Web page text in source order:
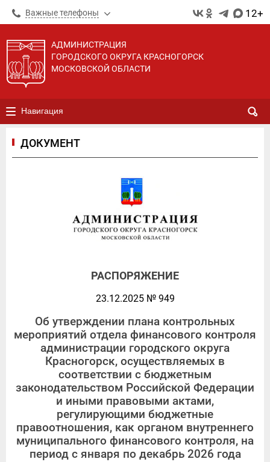
Важные телефоны 12+
АДМИНИСТРАЦИЯ
ГОРОДСКОГО ОКРУГА КРАСНОГОРСК
МОСКОВСКОЙ ОБЛАСТИ
Навигация
ДОКУМЕНТ
РАСПОРЯЖЕНИЕ
23.12.2025 № 949
Об утверждении плана контрольных
мероприятий отдела финансового контроля
администрации городского округа
Красногорск, осуществляемых в
соответствии с бюджетным
законодательством Российской Федерации
и иными правовыми актами,
регулирующими бюджетные
правоотношения, как органом внутреннего
муниципального финансового контроля, на
период с января по декабрь 2026 года